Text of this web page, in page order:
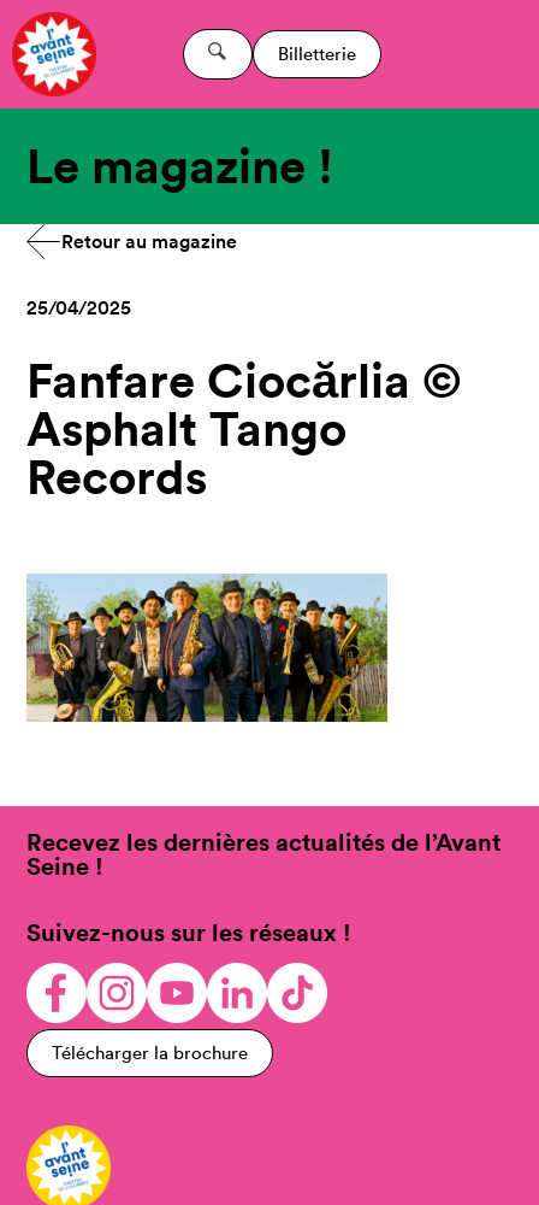
Billetterie
Le magazine !
Retour au magazine
25/04/2025
Fanfare Ciocărlia ©
Asphalt Tango
Records
Recevez les dernières actualités de l’Avant
Seine !
Suivez-nous sur les réseaux !
Télécharger la brochure